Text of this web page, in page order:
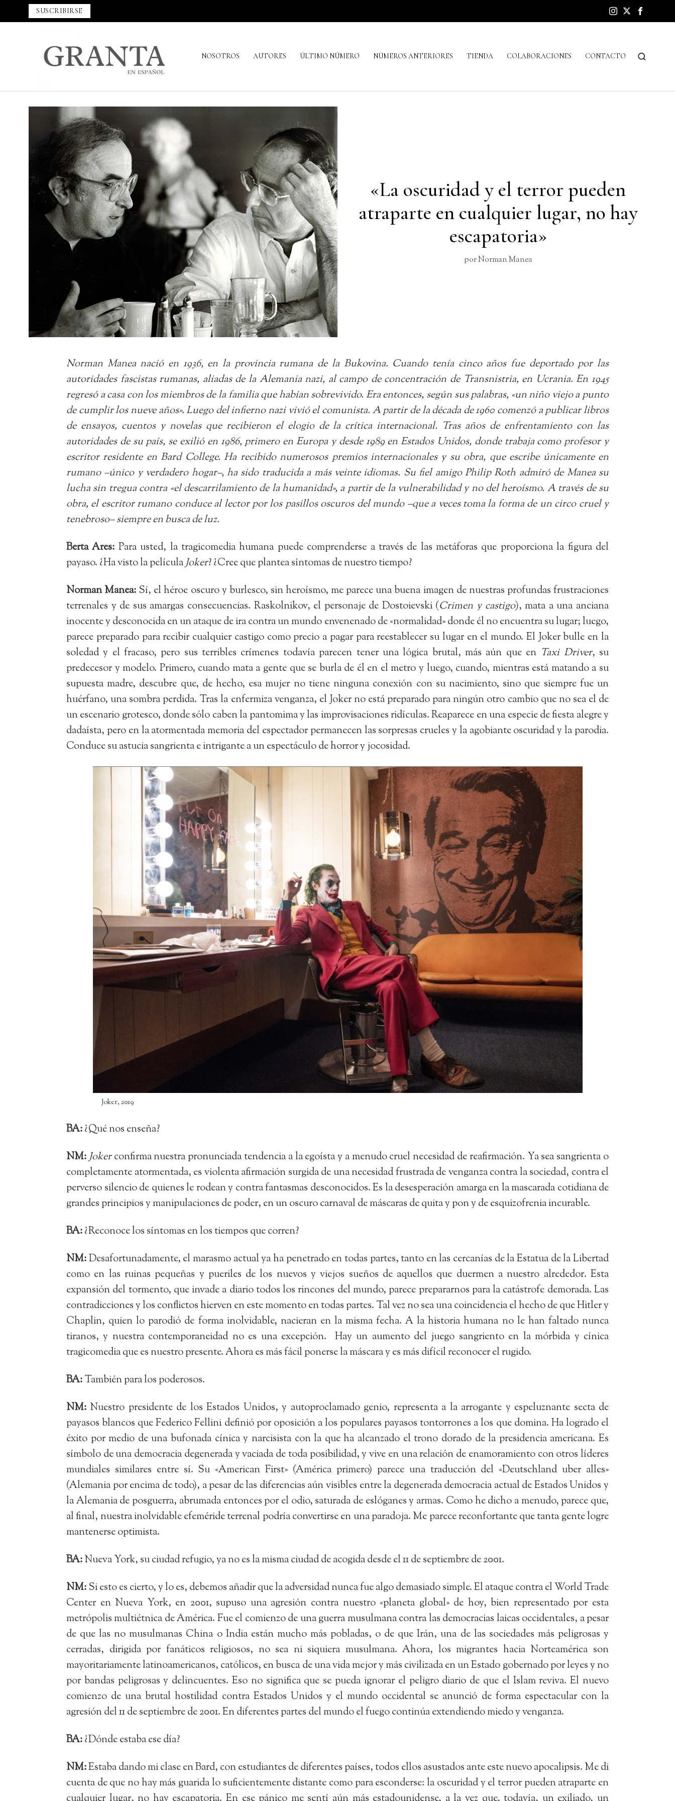
SUSCRIBIRSE
NOSOTROS AUTORES ÚLTIMO NÚMERO NÚMEROS ANTERIORES TIENDA COLABORACIONES CONTACTO
«La oscuridad y el terror pueden
atraparte en cualquier lugar, no hay
escapatoria»
porNorman Manea
Norman Manea nació en 1936, en la provincia rumana de la Bukovina. Cuando tenía cinco años fue deportado por las
autoridades fascistas rumanas, aliadas de la Alemania nazi, al campo de concentración de Transnistria, en Ucrania. En 1945
regresó a casa con los miembros de la familia que habían sobrevivido. Era entonces, según sus palabras, «un niño viejo a punto
de cumplir los nueve años». Luego del infierno nazi vivió el comunista. A partir de la década de 1960 comenzó a publicar libros
de ensayos, cuentos y novelas que recibieron el elogio de la crítica internacional. Tras años de enfrentamiento con las
autoridades de su país, se exilió en 1986, primero en Europa y desde 1989 en Estados Unidos, donde trabaja como profesor y
escritor residente en Bard College. Ha recibido numerosos premios internacionales y su obra, que escribe únicamente en
rumano –único y verdadero hogar–, ha sido traducida a más veinte idiomas. Su fiel amigo Philip Roth admiró de Manea su
lucha sin tregua contra «el descarrilamiento de la humanidad», a partir de la vulnerabilidad y no del heroísmo. A través de su
obra, el escritor rumano conduce al lector por los pasillos oscuros del mundo –que a veces toma la forma de un circo cruel y
tenebroso– siempre en busca de luz.
Berta Ares: Para usted, la tragicomedia humana puede comprenderse a través de las metáforas que proporciona la figura del
payaso. ¿Ha visto la películaJoker? ¿Cree que plantea síntomas de nuestro tiempo?
Norman Manea: Sí, el héroe oscuro y burlesco, sin heroísmo, me parece una buena imagen de nuestras profundas frustraciones
terrenales y de sus amargas consecuencias. Raskolnikov, el personaje de Dostoievski (Crimen y castigo), mata a una anciana
inocente y desconocida en un ataque de ira contra un mundo envenenado de «normalidad» donde él no encuentra su lugar; luego,
parece preparado para recibir cualquier castigo como precio a pagar para reestablecer su lugar en el mundo. El Joker bulle en la
soledad y el fracaso, pero sus terribles crímenes todavía parecen tener una lógica brutal, más aún que en Taxi Driver, su
predecesor y modelo. Primero, cuando mata a gente que se burla de él en el metro y luego, cuando, mientras está matando a su
supuesta madre, descubre que, de hecho, esa mujer no tiene ninguna conexión con su nacimiento, sino que siempre fue un
huérfano, una sombra perdida. Tras la enfermiza venganza, el Joker no está preparado para ningún otro cambio que no sea el de
un escenario grotesco, donde sólo caben la pantomima y las improvisaciones ridículas. Reaparece en una especie de fiesta alegre y
dadaísta, pero en la atormentada memoria del espectador permanecen las sorpresas crueles y la agobiante oscuridad y la parodia.
Conduce su astucia sangrienta e intrigante a un espectáculo de horror y jocosidad.
Joker, 2019
BA:¿Qué nos enseña?
NM:Jokerconfirma nuestra pronunciada tendencia a la egoísta y a menudo cruel necesidad de reafirmación. Ya sea sangrienta o
completamente atormentada, es violenta afirmación surgida de una necesidad frustrada de venganza contra la sociedad, contra el
perverso silencio de quienes le rodean y contra fantasmas desconocidos. Es la desesperación amarga en la mascarada cotidiana de
grandes principios y manipulaciones de poder, en un oscuro carnaval de máscaras de quita y pon y de esquizofrenia incurable.
BA:¿Reconoce los síntomas en los tiempos que corren?
NM:Desafortunadamente, el marasmo actual ya ha penetrado en todas partes, tanto en las cercanías de la Estatua de la Libertad
como en las ruinas pequeñas y pueriles de los nuevos y viejos sueños de aquellos que duermen a nuestro alrededor. Esta
expansión del tormento, que invade a diario todos los rincones del mundo, parece prepararnos para la catástrofe demorada. Las
contradicciones y los conflictos hierven en este momento en todas partes. Tal vez no sea una coincidencia el hecho de que Hitler y
Chaplin, quien lo parodió de forma inolvidable, nacieran en la misma fecha. A la historia humana no le han faltado nunca
tiranos, y nuestra contemporaneidad no es una excepción. Hay un aumento del juego sangriento en la mórbida y cínica
tragicomedia que es nuestro presente. Ahora es más fácil ponerse la máscara y es más difícil reconocer el rugido.
BA:También para los poderosos.
NM: Nuestro presidente de los Estados Unidos, y autoproclamado genio, representa a la arrogante y espeluznante secta de
payasos blancos que Federico Fellini definió por oposición a los populares payasos tontorrones a los que domina. Ha logrado el
éxito por medio de una bufonada cínica y narcisista con la que ha alcanzado el trono dorado de la presidencia americana. Es
símbolo de una democracia degenerada y vaciada de toda posibilidad, y vive en una relación de enamoramiento con otros líderes
mundiales similares entre sí. Su «American First» (América primero) parece una traducción del «Deutschland uber alles»
(Alemania por encima de todo), a pesar de las diferencias aún visibles entre la degenerada democracia actual de Estados Unidos y
la Alemania de posguerra, abrumada entonces por el odio, saturada de eslóganes y armas. Como he dicho a menudo, parece que,
al final, nuestra inolvidable efeméride terrenal podría convertirse en una paradoja. Me parece reconfortante que tanta gente logre
mantenerse optimista.
BA:Nueva York, su ciudad refugio, ya no es la misma ciudad de acogida desde el 11 de septiembre de 2001.
NM:Si esto es cierto, y lo es, debemos añadir que la adversidad nunca fue algo demasiado simple. El ataque contra el World Trade
Center en Nueva York, en 2001, supuso una agresión contra nuestro «planeta global» de hoy, bien representado por esta
metrópolis multiétnica de América. Fue el comienzo de una guerra musulmana contra las democracias laicas occidentales, a pesar
de que las no musulmanas China o India están mucho más pobladas, o de que Irán, una de las sociedades más peligrosas y
cerradas, dirigida por fanáticos religiosos, no sea ni siquiera musulmana. Ahora, los migrantes hacia Norteamérica son
mayoritariamente latinoamericanos, católicos, en busca de una vida mejor y más civilizada en un Estado gobernado por leyes y no
por bandas peligrosas y delincuentes. Eso no significa que se pueda ignorar el peligro diario de que el Islam reviva. El nuevo
comienzo de una brutal hostilidad contra Estados Unidos y el mundo occidental se anunció de forma espectacular con la
agresión del 11 de septiembre de 2001. En diferentes partes del mundo el fuego continúa extendiendo miedo y venganza.
BA:¿Dónde estaba ese día?
NM:Estaba dando mi clase en Bard, con estudiantes de diferentes países, todos ellos asustados ante este nuevo apocalipsis. Me di
cuenta de que no hay más guarida lo suficientemente distante como para esconderse: la oscuridad y el terror pueden atraparte en